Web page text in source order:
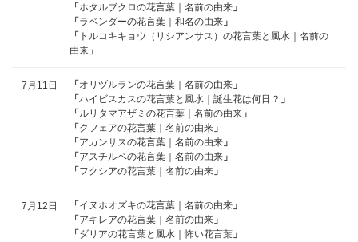
「 ホタルブクロの花言葉｜名前の由来 」
「 ラベンダーの花言葉｜和名の由来 」
「 トルコキキョウ（リシアンサス）の花言葉と風水｜名前の
由来 」
7月11日 「 オリヅルランの花言葉｜名前の由来 」
「 ハイビスカスの花言葉と風水｜誕生花は何日？ 」
「 ルリタマアザミの花言葉｜名前の由来 」
「 クフェアの花言葉｜名前の由来 」
「 アカンサスの花言葉｜名前の由来 」
「 アスチルベの花言葉｜名前の由来 」
「 フクシアの花言葉｜名前の由来 」
7月12日 「 イヌホオズキの花言葉｜名前の由来 」
「 アキレアの花言葉｜名前の由来 」
「 ダリアの花言葉と風水｜怖い花言葉 」